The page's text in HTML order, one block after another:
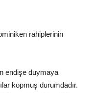
rahiplerinin
endişe duymaya
kopmuş durumdadır.